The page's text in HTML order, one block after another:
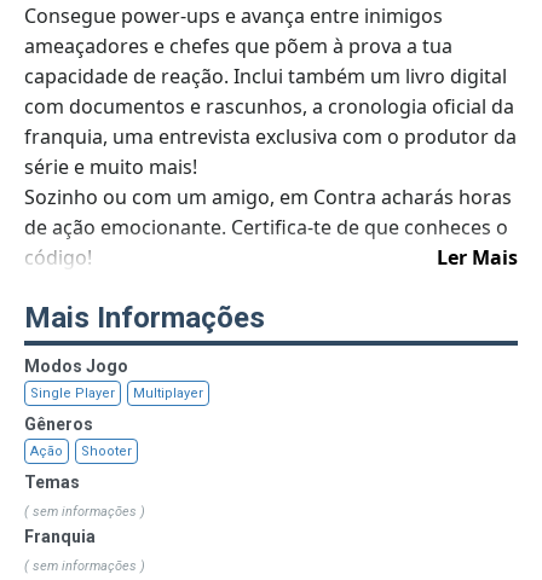
Ler Mais
Consegue power-ups e avança entre inimigos
ameaçadores e chefes que põem à prova a tua
capacidade de reação. Inclui também um livro digital
com documentos e rascunhos, a cronologia oficial da
franquia, uma entrevista exclusiva com o produtor da
série e muito mais!
Sozinho ou com um amigo, em Contra acharás horas
de ação emocionante. Certifica-te de que conheces o
código!
Super Contra
Contra (NA)
Contra (JP)
Super C
Contra III: The Alien Wars
Operation C
Contra Hard Corps
Super Probotector Alien Rebels
Probotector
Mais Informações
Modos Jogo
Single Player Multiplayer
Gêneros
Ação Shooter
Temas
( sem informações )
Franquia
( sem informações )